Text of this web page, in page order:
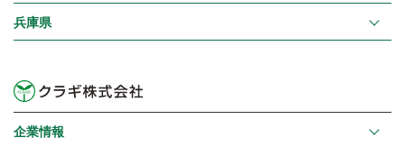
兵庫県
企業情報